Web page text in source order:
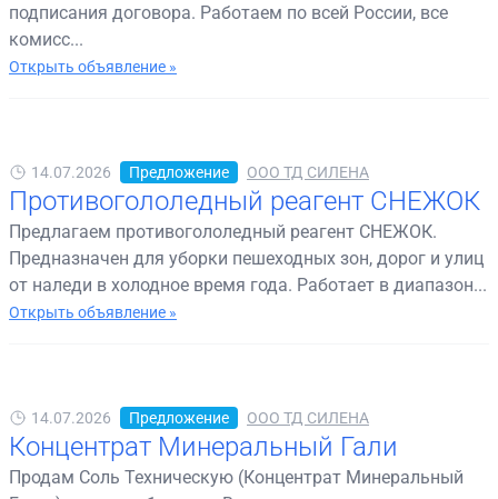
подписания договора. Работаем по всей России, все
комисс...
Открыть объявление »
14.07.2026 Предложение ООО ТД СИЛЕНА
Противогололедный реагент СНЕЖОК
Предлагаем противогололедный реагент СНЕЖОК.
Предназначен для уборки пешеходных зон, дорог и улиц
от наледи в холодное время года. Работает в диапазон...
Открыть объявление »
14.07.2026 Предложение ООО ТД СИЛЕНА
Концентрат Минеральный Гали
Продам Соль Техническую (Концентрат Минеральный